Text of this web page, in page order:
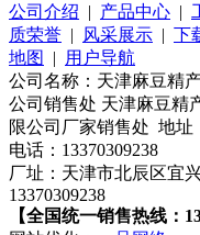
公司介绍 | 产品中心 |
质荣誉 | 风采展示 | 下
地图
|
用户导航
公司名称：天津麻豆精
公司销售处 天津麻豆精
限公司厂家销售处 地址
电话：13370309238
厂址：天津市北辰区宜
13370309238
【全国统一销售热线：